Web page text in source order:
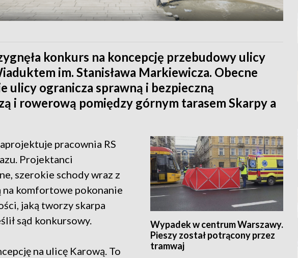
konkurs na koncepcję przebudowy ulicy
im. Stanisława Markiewicza. Obecne
ulicy ogranicza sprawną i bezpieczną
i rowerową pomiędzy górnym tarasem Skarpy a
Wypadek w centrum Warszawy.
Pieszy został potrącony przez
tramwaj
pracownia RS
Projektanci
szerokie schody wraz z
komfortowe pokonanie
jaką tworzy skarpa
sąd konkursowy.
na ulicę Karową. To